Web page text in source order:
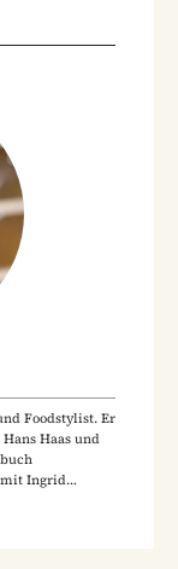
Foodstylist. Er
Haas und
mit Ingrid